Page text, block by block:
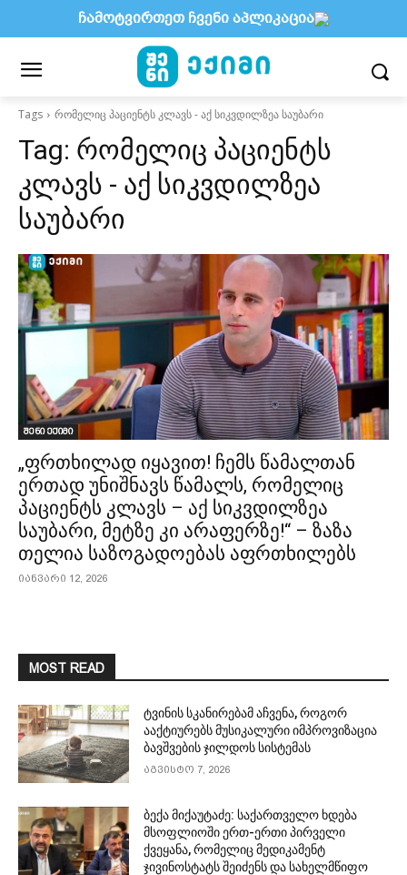
Tags რომელიც პაციენტს კლავს - აქ სიკვდილზეა საუბარი
Tag: რომელიც პაციენტს
კლავს - აქ სიკვდილზეა
საუბარი
შენი ექიმი
„ფრთხილად იყავით! ჩემს წამალთან
ერთად უნიშნავს წამალს, რომელიც
პაციენტს კლავს – აქ სიკვდილზეა
საუბარი, მეტზე კი არაფერზე!“ – ზაზა
თელია საზოგადოებას აფრთხილებს
იანვარი 12, 2026
MOST READ
ტვინის სკანირებამ აჩვენა, როგორ
ააქტიურებს მუსიკალური იმპროვიზაცია
ბავშვების ჯილდოს სისტემას
აგვისტო 7, 2026
ბექა მიქაუტაძე: საქართველო ხდება
მსოფლიოში ერთ-ერთი პირველი
ქვეყანა, რომელიც მედიკამენტ
ჯივინოსტატს შეიძენს და სახელმწიფო
ჩამოტვირთეთ ჩვენი აპლიკაცია